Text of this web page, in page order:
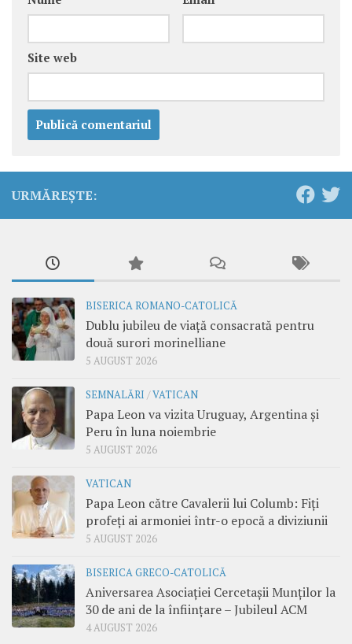
Site web
URMĂREȘTE:
BISERICA ROMANO-CATOLICĂ
Dublu jubileu de viață consacrată pentru
două surori morinelliane
5 AUGUST 2026
SEMNALĂRI /VATICAN
Papa Leon va vizita Uruguay, Argentina și
Peru în luna noiembrie
5 AUGUST 2026
VATICAN
Papa Leon către Cavalerii lui Columb: Fiți
profeți ai armoniei într-o epocă a diviziunii
5 AUGUST 2026
BISERICA GRECO-CATOLICĂ
Aniversarea Asociației Cercetașii Munților la
30 de ani de la înființare – Jubileul ACM
4 AUGUST 2026